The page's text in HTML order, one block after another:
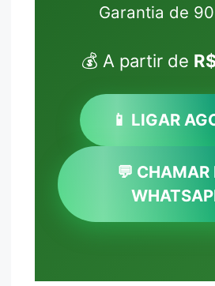
Garantia de
💰 A partir de
📱 LIGAR
💬 CHAMAR